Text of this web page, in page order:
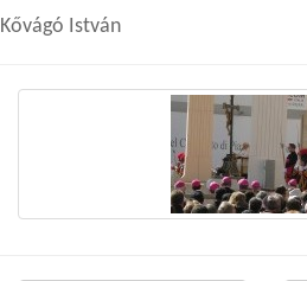
Kővágó István